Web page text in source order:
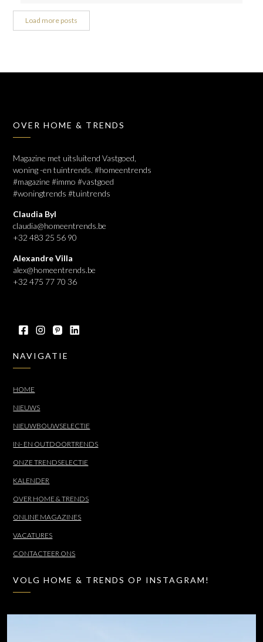
Load more posts
OVER HOME & TRENDS
Magazine met uitsluitend Vastgoed,
woning -en tuintrends. #homeentrends
#magazine #immo #vastgoed
#woningtrends #tuintrends
Claudia Byl
claudia@homeentrends.be
+32 483 25 56 90
Alexandre Villa
alex@homeentrends.be
+32 475 77 70 36
NAVIGATIE
HOME
NIEUWS
NIEUWBOUWSELECTIE
IN- EN OUTDOORTRENDS
ONZE TRENDSELECTIE
KALENDER
OVER HOME & TRENDS
ONLINE MAGAZINES
VACATURES
CONTACTEER ONS
VOLG HOME & TRENDS OP INSTAGRAM!